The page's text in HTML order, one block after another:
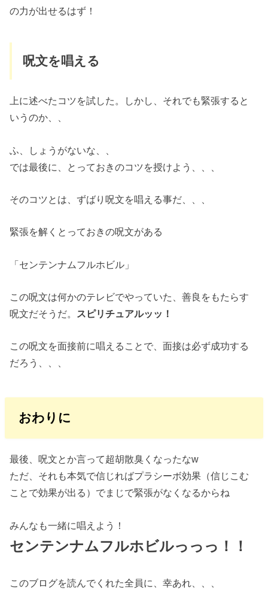
の力が出せるはず！
呪文を唱える
上に述べたコツを試した。しかし、それでも緊張すると
いうのか、、
ふ、しょうがないな、、
では最後に、とっておきのコツを授けよう、、、
そのコツとは、ずばり呪文を唱える事だ、、、
緊張を解くとっておきの呪文がある
「センテンナムフルホビル」
この呪文は何かのテレビでやっていた、善良をもたらす
呪文だそうだ。 スピリチュアルッッ！
この呪文を面接前に唱えることで、面接は必ず成功する
だろう、、、
おわりに
最後、呪文とか言って超胡散臭くなったなw
ただ、それも本気で信じればプラシーボ効果（信じこむ
ことで効果が出る）でまじで緊張がなくなるからね
みんなも一緒に唱えよう！
センテンナムフルホビルっっっ！！
このブログを読んでくれた全員に、幸あれ、、、